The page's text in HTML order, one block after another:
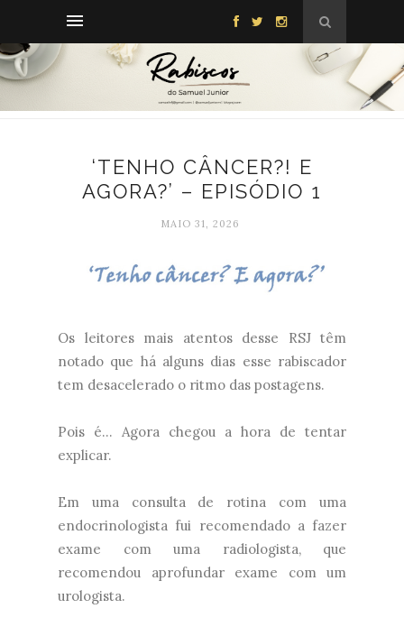
‘TENHO CÂNCER?! E
AGORA?’ – EPISÓDIO 1
MAIO 31, 2026
Os leitores mais atentos desse RSJ têm
notado que há alguns dias esse rabiscador
tem desacelerado o ritmo das postagens.
Pois é... Agora chegou a hora de tentar
explicar.
Em uma consulta de rotina com uma
endocrinologista fui recomendado a fazer
exame com uma radiologista, que
recomendou aprofundar exame com um
urologista.